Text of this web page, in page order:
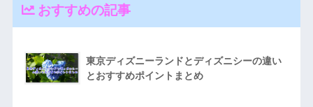
おすすめの記事
東京ディズニーランドとディズニシーの違い
とおすすめポイントまとめ